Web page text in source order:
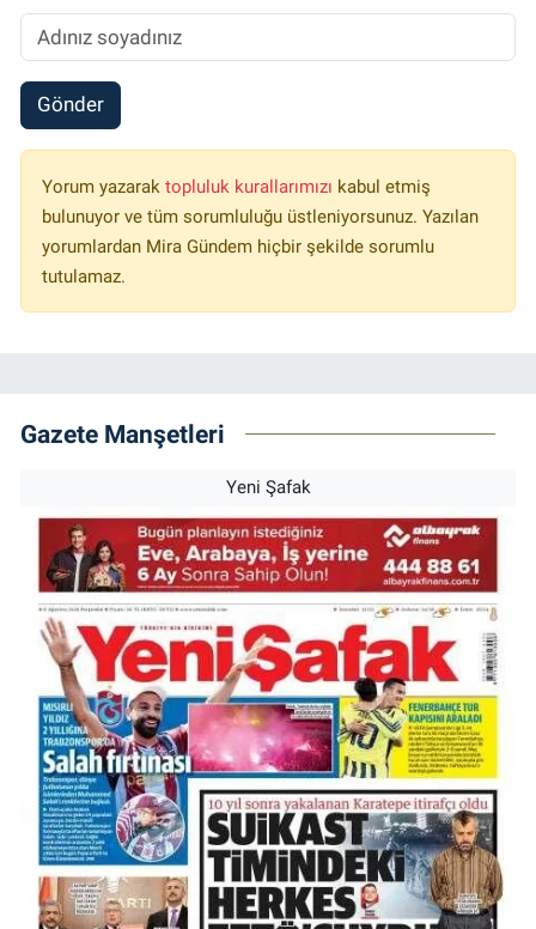
Gönder
Yorum yazarak topluluk kurallarımızı kabul etmiş
bulunuyor ve tüm sorumluluğu üstleniyorsunuz. Yazılan
yorumlardan Mira Gündem hiçbir şekilde sorumlu
tutulamaz.
Gazete Manşetleri
Yeni Şafak